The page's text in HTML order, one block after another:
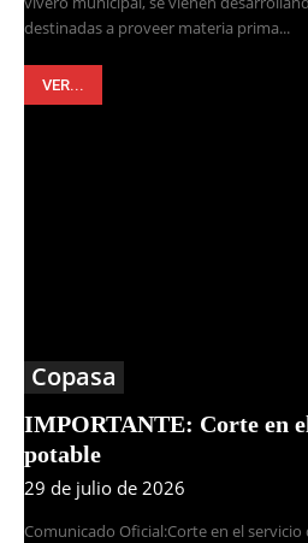
destinadas a proveer materia prima...
VER...
Copasa
IMPORTANTE: Corte en
potable
29 de julio de 2026
Comunicado Oficial:Corte en el